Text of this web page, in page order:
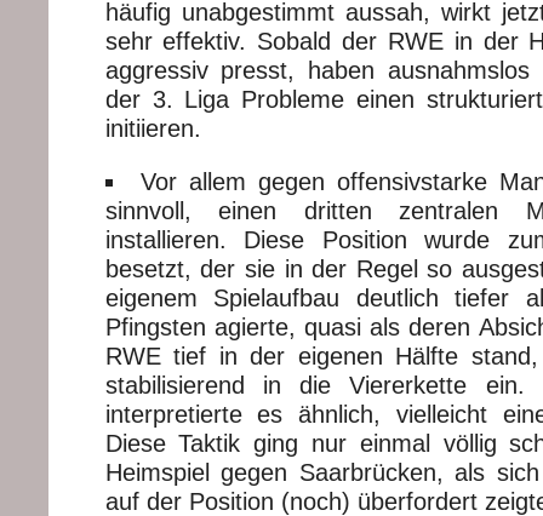
häufig unabgestimmt aussah, wirkt
sehr effektiv. Sobald der RWE in der
aggressiv presst, haben ausnahmslos
der 3. Liga Probleme einen
initiieren.
Vor allem gegen offensivstarke
sinnvoll, einen dritten zentralen
installieren. Diese Position wurde
besetzt, der sie in der Regel so
eigenem Spielaufbau deutlich tiefer
Pfingsten agierte, quasi als deren
RWE tief in der eigenen Hälfte
stabilisierend in die Viererkette ein.
interpretierte es ähnlich, vielleicht
Diese Taktik ging nur einmal völlig
Heimspiel gegen Saarbrücken, als
auf der Position (noch) überfordert